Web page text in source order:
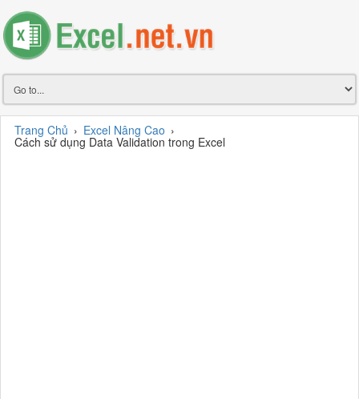
Trang Chủ › Excel Nâng Cao ›
Cách sử dụng Data Validation trong Excel